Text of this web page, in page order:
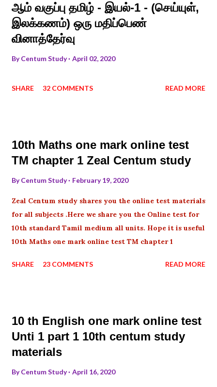
ஆம் வகுப்பு தமிழ் - இயல்-1 - (செய்யுள்,
இலக்கணம்) ஒரு மதிப்பெண்
வினாத்தேர்வு
ByCentum Study April 02, 2020
SHARE 32 COMMENTS READ MORE
10th Maths one mark online test
TM chapter 1 Zeal Centum study
ByCentum Study February 19, 2020
Zeal Centum study shares you the online test materials
for all subjects .Here we share you the Online test for
10th standard Tamil medium all units. Hope it is useful
10th Maths one mark online test TM chapter 1
SHARE 23 COMMENTS READ MORE
10 th English one mark online test
Unti 1 part 1 10th centum study
materials
ByCentum Study April 16, 2020